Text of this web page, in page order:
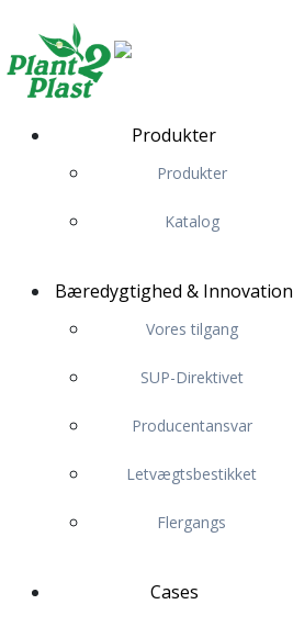
Produkter
Produkter
Katalog
Bæredygtighed & Innovation
Vores tilgang
SUP-Direktivet
Producentansvar
Letvægtsbestikket
Flergangs
Cases